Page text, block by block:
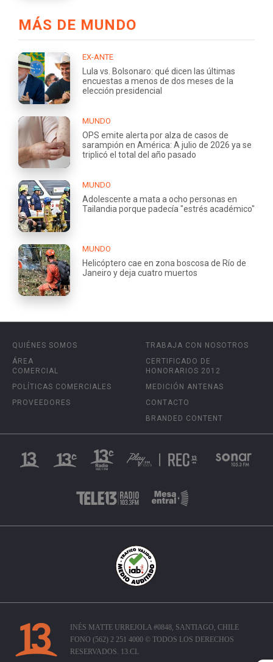
MÁS DE MUNDO
EX-ANTE
Lula vs. Bolsonaro: qué dicen las últimas
encuestas a menos de dos meses de la
elección presidencial
MUNDO
OPS emite alerta por alza de casos de
sarampión en América: A julio de 2026 ya se
triplicó el total del año pasado
MUNDO
Adolescente a mata a ocho personas en
Tailandia porque padecía "estrés académico"
MUNDO
Helicóptero cae en zona boscosa de Río de
Janeiro y deja cuatro muertos
QUIÉNES SOMOS
ÁREA
COMERCIAL
POLÍTICAS COMERCIALES
PROVEEDORES
TRABAJA CON NOSOTROS
CERTIFICADO DE
HONORARIOS 2012
MEDICIÓN ANTENAS
CONTACTO
BRANDED CONTENT
INÉS MATTE URREJOLA #0848, SANTIAGO, CHILE
FONO (562) 2 251 4000 © TODOS LOS DERECHOS
RESERVADOS. 13.CL